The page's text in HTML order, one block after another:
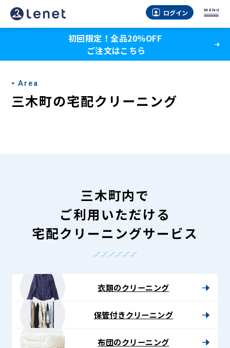
三
木
の
宅
配
ト〉
ログイン MENU
初回限定！全品20％OFF
ご注文はこちら
Area
三木町の宅配クリーニング
三木町内で
ご利用いただける
宅配クリーニングサービス
衣類のクリーニング
保管付きクリーニング
布団のクリーニング